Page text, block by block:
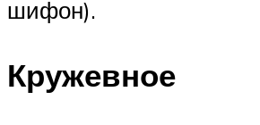
шифон).
Кружевное